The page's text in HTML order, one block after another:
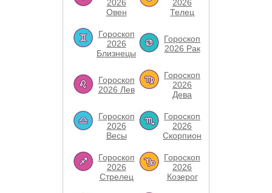
2026
Овен
2026
Телец
Гороскоп
2026
Близнецы
Гороскоп
2026 Рак
Гороскоп
2026 Лев
Гороскоп
2026
Дева
Гороскоп
2026
Весы
Гороскоп
2026
Скорпион
Гороскоп
2026
Стрелец
Гороскоп
2026
Козерог